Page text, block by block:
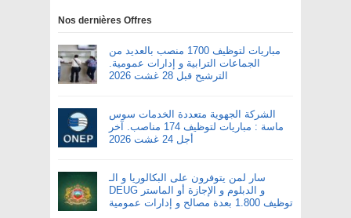
Nos dernières Offres
مباريات لتوظيف 1700 منصب بالعديد من
الجماعات الترابية و إدارات عمومية.
الترشيح قبل 28 غشت 2026
الشركة الجهوية متعددة الخدمات سوس
ماسة : مباريات لتوظيف 174 مناصب. آخر
أجل 24 غشت 2026
سار لمن يتوفرون على البكالوريا و الـ
DEUG و الدبلوم و الإجازة أو الماستر
توظيف 1.800 بعدة مصالح و إدارات عمومية